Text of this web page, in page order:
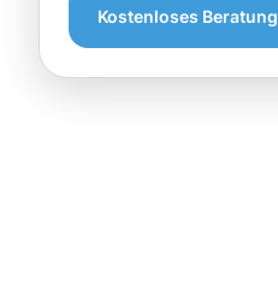
Kostenloses Beratung